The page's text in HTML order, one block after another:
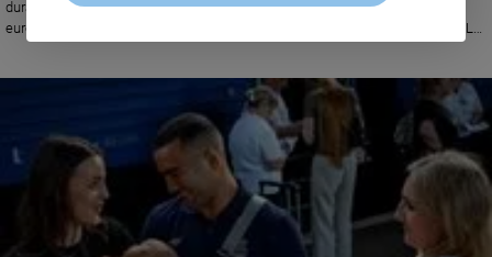
durante una notte estiva. I danni prodotti sono pari ad alcune centinaia di
euro. Le telecamere hanno ripreso tutto e reso innegabile il loro operato. Le